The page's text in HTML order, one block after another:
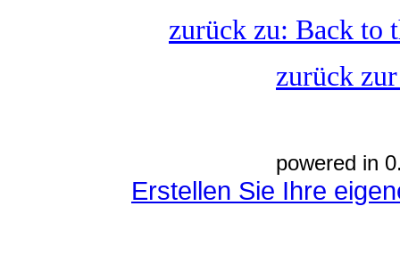
zurück zu: Back to
zurück
powered in
Erstellen Sie Ihre